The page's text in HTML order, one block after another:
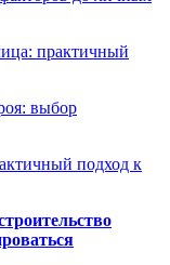
практичный
выбор
подход к